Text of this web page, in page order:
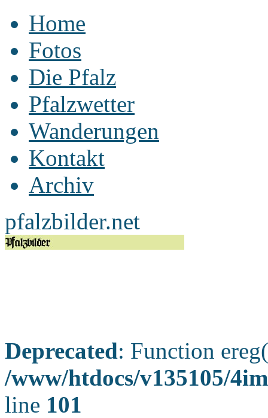
Home
Fotos
Die Pfalz
Pfalzwetter
Wanderungen
Kontakt
Archiv
pfalzbilder.net
Deprecated: Function
/www/htdocs/v135105/
line 101